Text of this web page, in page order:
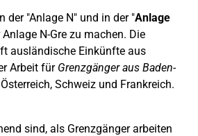
der "Anlage N" und in der "Anlage
N-Gre zu machen. Die
ausländische Einkünfte aus
Arbeit für Grenzgänger aus Baden-
Schweiz und Frankreich.
sind, als Grenzgänger arbeiten